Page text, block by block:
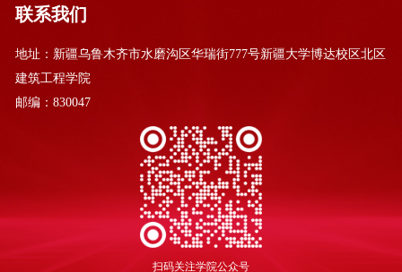
联系我们
地址：新疆乌鲁木齐市水磨沟区华瑞街777号新疆大学博达校区北区
建筑工程学院
邮编：830047
扫码关注学院公众号